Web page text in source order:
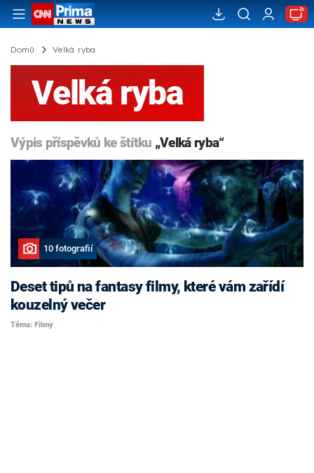
Domů Velká ryba
Velká ryba
Výpis příspěvků ke štítku „Velká ryba“
10 fotografií
Deset tipů na fantasy filmy, které vám zařídí
kouzelný večer
Téma: Filmy